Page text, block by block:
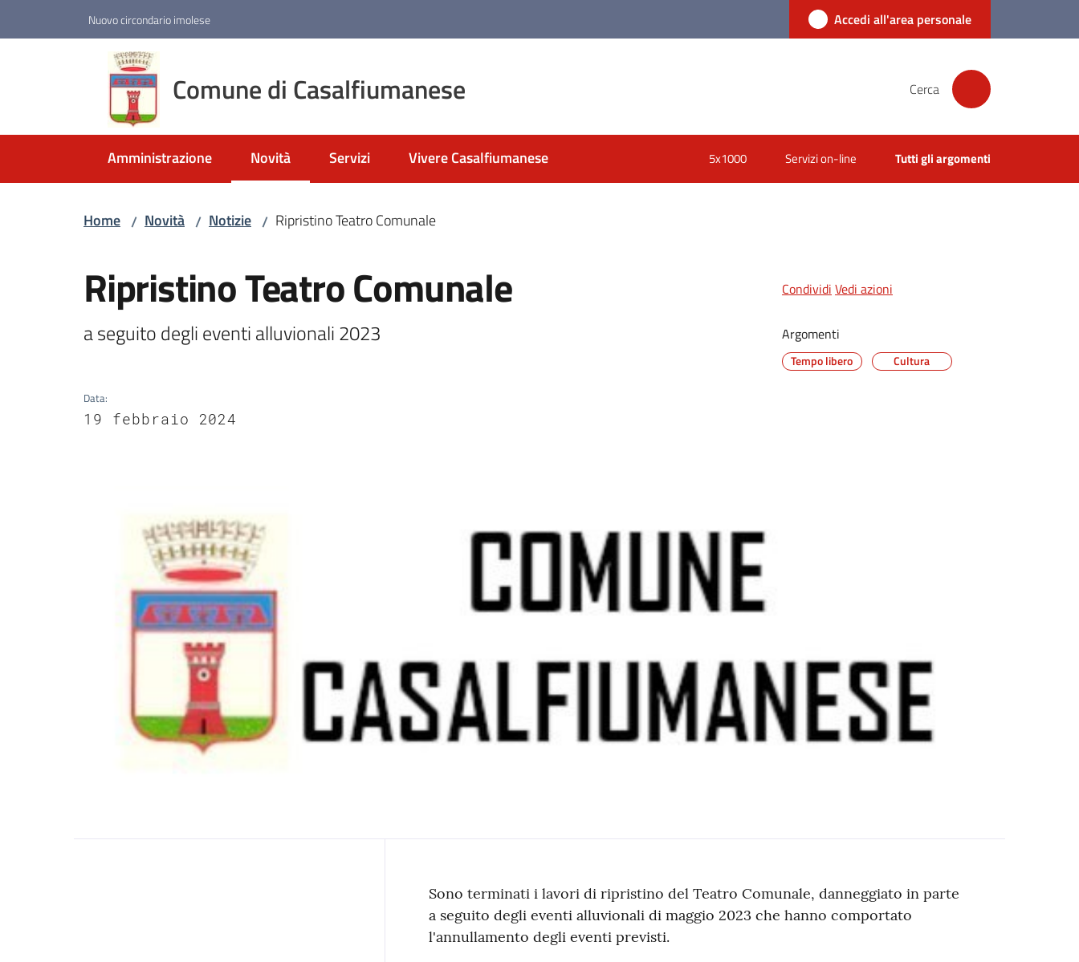
Nuovo circondario imolese Accedi all'area personale
Comune di Casalfiumanese Cerca
Amministrazione Novità
Menu selezionato
Servizi Vivere Casalfiumanese 5x1000 Servizi on-line Tutti gli argomenti
Home / Novità / Notizie / Ripristino Teatro Comunale
Ripristino Teatro Comunale
a seguito degli eventi alluvionali 2023
Data:
19 febbraio 2024
Condividi Vedi azioni
Argomenti
Tempo libero Cultura
Contenuto
Sono terminati i lavori di ripristino del Teatro Comunale, danneggiato in parte
a seguito degli eventi alluvionali di maggio 2023 che hanno comportato
l'annullamento degli eventi previsti.